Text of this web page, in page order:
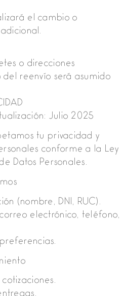
el cambio o
o direcciones
del reenvío será asumido
Julio 2025
tu privacidad y
conforme a la Ley
Datos Personales.
(nombre, DNI, RUC).
electrónico, teléfono,